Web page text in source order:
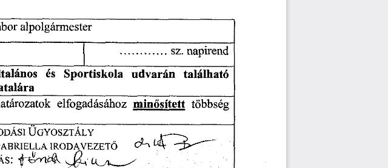
alpolgármester
................ sz. napirend
és Sportiskola udvarán
található
elfogadásához minősített többség
Ügyosztály
—
abriella irodavezető
:
q